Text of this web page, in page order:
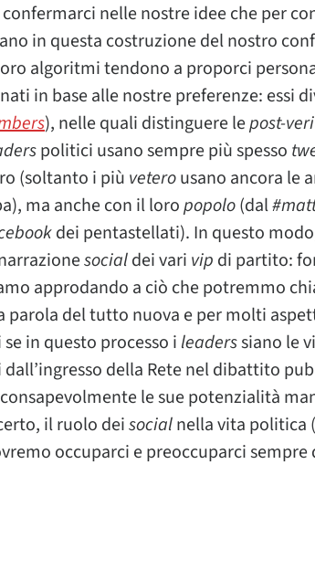
nelle nostre idee che per
in questa costruzione del nostro
algoritmi tendono a proporci
in base alle nostre preferenze: essi
), nelle quali distinguere lepost-
politici usano sempre più spesso
(soltanto i più veterousano ancora le
ma anche con il loropopolo(dal
dei pentastellati). In questo
socialdei vari vip di partito:
approdando a ciò che potremmo
parola del tutto nuova e per molti
in questo processo i leaderssiano le
della Rete nel dibattito
le sue potenzialità
il ruolo deisocialnella vita politica
occuparci e preoccuparci sempre